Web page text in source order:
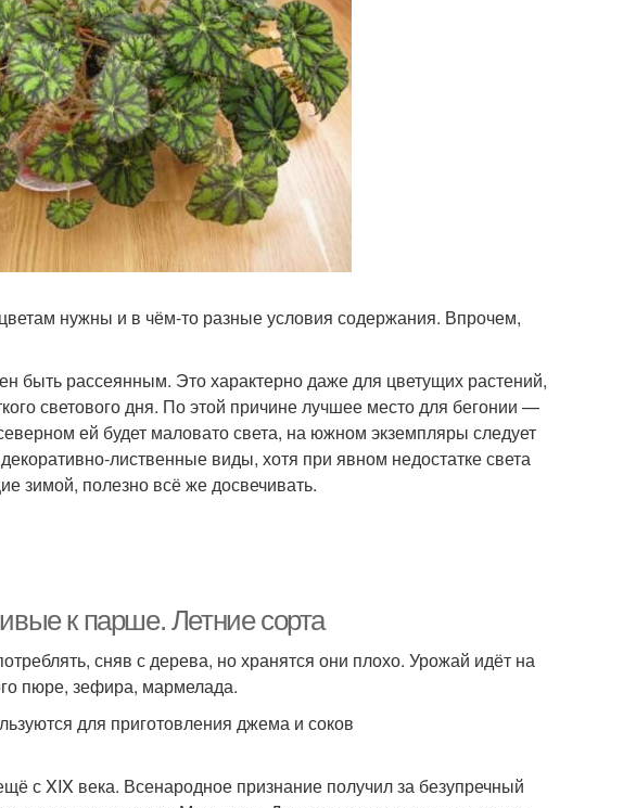
нужны и в чём-то разные условия содержания. Впрочем,
быть рассеянным. Это характерно даже для цветущих растений,
светового дня. По этой причине лучшее место для бегонии —
ей будет маловато света, на южном экземпляры следует
лиственные виды, хотя при явном недостатке света
зимой, полезно всё же досвечивать.
к парше. Летние сорта
сняв с дерева, но хранятся они плохо. Урожай идёт на
пюре, зефира, мармелада.
для приготовления джема и соков
с XIX века. Всенародное признание получил за безупречный